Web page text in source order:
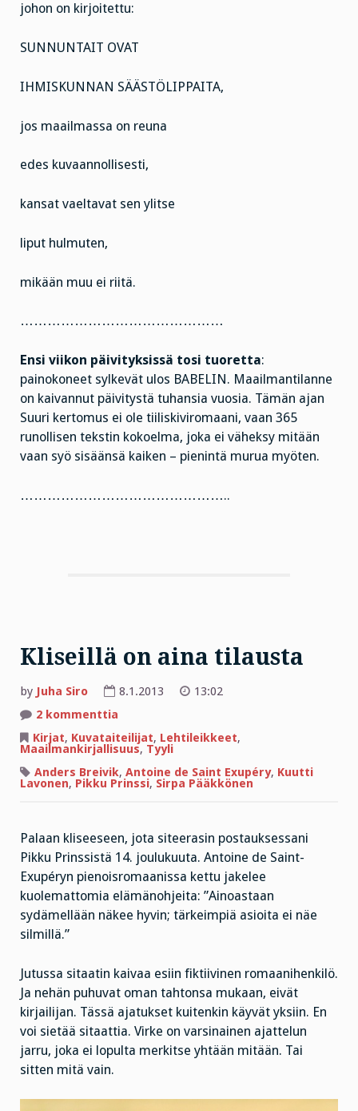
johon on kirjoitettu:
SUNNUNTAIT OVAT
IHMISKUNNAN SÄÄSTÖLIPPAITA,
jos maailmassa on reuna
edes kuvaannollisesti,
kansat vaeltavat sen ylitse
liput hulmuten,
mikään muu ei riitä.
………………………………………
Ensi viikon päivityksissä tosi tuoretta:
painokoneet sylkevät ulos BABELIN. Maailmantilanne
on kaivannut päivitystä tuhansia vuosia. Tämän ajan
Suuri kertomus ei ole tiiliskiviromaani, vaan 365
runollisen tekstin kokoelma, joka ei väheksy mitään
vaan syö sisäänsä kaiken – pienintä murua myöten.
………………………………………..
Kliseillä on aina tilausta
by Juha Siro 8.1.2013
13:02
2 kommenttia
on
aina
tilausta
Kirjat, Kuvataiteilijat, Lehtileikkeet,
Maailmankirjallisuus, Tyyli
Anders Breivik, Antoine de Saint Exupéry, Kuutti
Lavonen, Pikku Prinssi, Sirpa Pääkkönen
Palaan kliseeseen, jota siteerasin postauksessani
Pikku Prinssistä 14. joulukuuta. Antoine de Saint-
Exupéryn pienoisromaanissa kettu jakelee
kuolemattomia elämänohjeita: ”Ainoastaan
sydämellään näkee hyvin; tärkeimpiä asioita ei näe
silmillä.”
Jutussa sitaatin kaivaa esiin fiktiivinen romaanihenkilö.
Ja nehän puhuvat oman tahtonsa mukaan, eivät
kirjailijan. Tässä ajatukset kuitenkin käyvät yksiin. En
voi sietää sitaattia. Virke on varsinainen ajattelun
jarru, joka ei lopulta merkitse yhtään mitään. Tai
sitten mitä vain.